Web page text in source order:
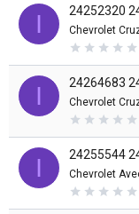
I 24252320
Chevrolet
I 24264683
Chevrolet
I 24255544
Chevrolet